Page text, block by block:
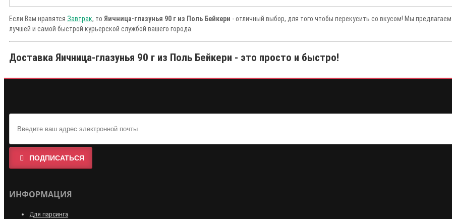
Если Вам нравятся Завтрак, то Яичница-глазунья 90 г из Поль Бейкери - отличный выбор, для того чтобы перекусить со вкусом! Мы предлагаем
лучшей и самой быстрой курьерской службой вашего города.
Доставка Яичница-глазунья 90 г из Поль Бейкери - это просто и быстро!
ПОДПИСАТЬСЯ
ИНФОРМАЦИЯ
Для парсинга